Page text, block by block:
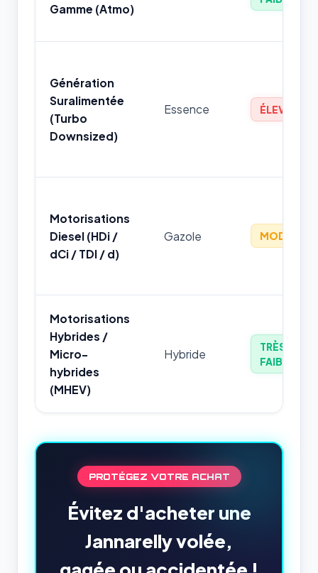
Gamme (Atmo)
Génération
Suralimentée
(Turbo
Downsized)
Essence ÉLEVÉ
Motorisations
Diesel (HDi /
dCi / TDI / d)
Gazole MODÉRÉ
Motorisations
Hybrides /
Micro-
hybrides
(MHEV)
Hybride
TRÈS
FAIBLE
PROTÉGEZ VOTRE ACHAT
Évitez d'acheter une
Jannarelly volée,